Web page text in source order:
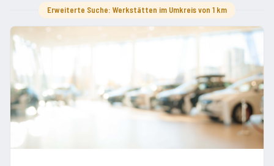
Erweiterte Suche: Werkstätten im Umkreis von 1 km